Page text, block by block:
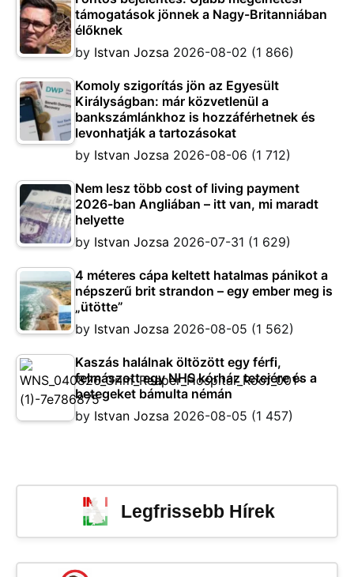
támogatások jönnek a Nagy-Britanniában
élőknek
by Istvan Jozsa 2026-08-02 (1 866)
Komoly szigorítás jön az Egyesült
Királyságban: már közvetlenül a
bankszámlánkhoz is hozzáférhetnek és
levonhatják a tartozásokat
by Istvan Jozsa 2026-08-06 (1 712)
Nem lesz több cost of living payment
2026-ban Angliában – itt van, mi maradt
helyette
by Istvan Jozsa 2026-07-31 (1 629)
4 méteres cápa keltett hatalmas pánikot a
népszerű brit strandon – egy ember meg is
„ütötte”
by Istvan Jozsa 2026-08-05 (1 562)
Kaszás halálnak öltözött egy férfi,
felmászott egy NHS kórház tetejére és a
betegeket bámulta némán
by Istvan Jozsa 2026-08-05 (1 457)
Legfrissebb Hírek